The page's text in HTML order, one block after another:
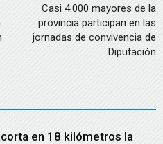
Casi 4.000 mayores de la
provincia participan en las
jornadas de convivencia de
Diputación
en 18 kilómetros la